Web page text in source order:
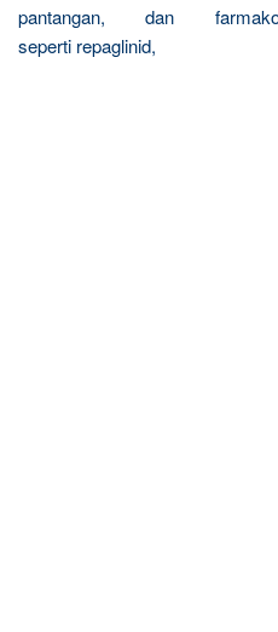
pantangan, dan
seperti repaglinid,